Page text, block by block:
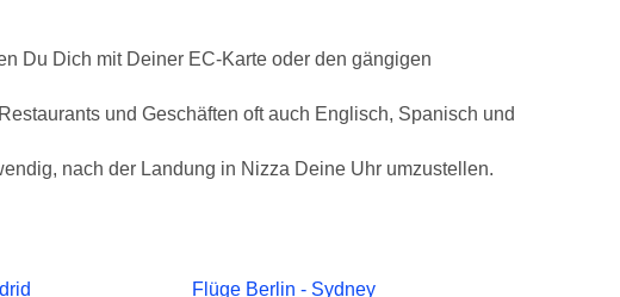
Du Dich mit Deiner EC-Karte oder den gängigen
und Geschäften oft auch Englisch, Spanisch und
nach der Landung in Nizza Deine Uhr umzustellen.
Flüge Berlin - Sydney